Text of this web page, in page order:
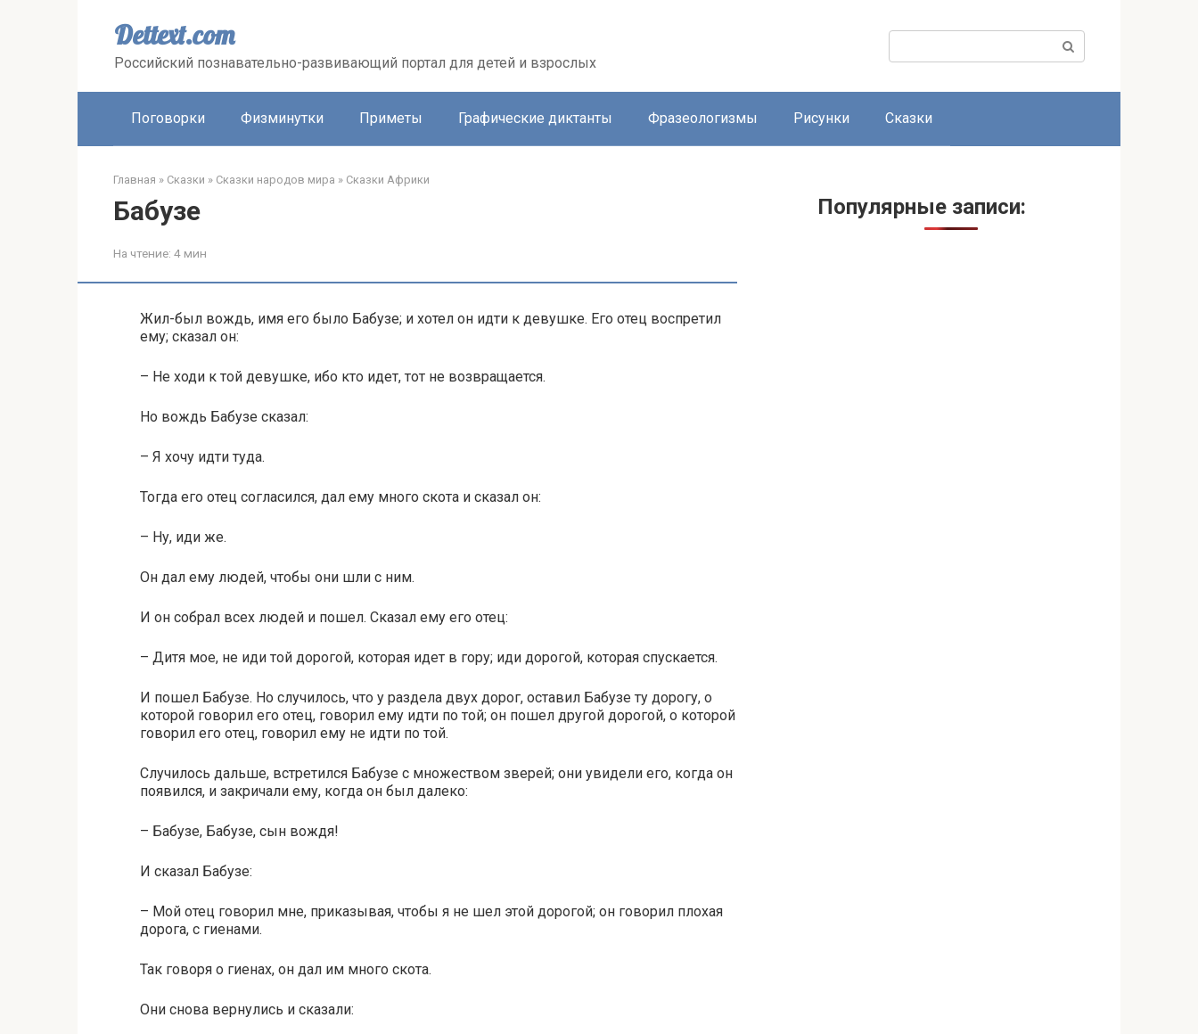
Dettext.com
Российский познавательно-развивающий портал для детей и взрослых
Поиск:
Поговорки Физминутки Приметы Графические диктанты Фразеологизмы Рисунки Сказки
Главная » Сказки » Сказки народов мира » Сказки Африки
Бабузе
На чтение: 4 мин
Жил-был вождь, имя его было Бабузе; и хотел он идти к девушке. Его отец воспретил
ему; сказал он:
– Не ходи к той девушке, ибо кто идет, тот не возвращается.
Но вождь Бабузе сказал:
– Я хочу идти туда.
Тогда его отец согласился, дал ему много скота и сказал он:
– Ну, иди же.
Он дал ему людей, чтобы они шли с ним.
И он собрал всех людей и пошел. Сказал ему его отец:
– Дитя мое, не иди той дорогой, которая идет в гору; иди дорогой, которая спускается.
И пошел Бабузе. Но случилось, что у раздела двух дорог, оставил Бабузе ту дорогу, о
которой говорил его отец, говорил ему идти по той; он пошел другой дорогой, о которой
говорил его отец, говорил ему не идти по той.
Случилось дальше, встретился Бабузе с множеством зверей; они увидели его, когда он
появился, и закричали ему, когда он был далеко:
– Бабузе, Бабузе, сын вождя!
И сказал Бабузе:
– Мой отец говорил мне, приказывая, чтобы я не шел этой дорогой; он говорил плохая
дорога, с гиенами.
Так говоря о гиенах, он дал им много скота.
Они снова вернулись и сказали:
Популярные записи: